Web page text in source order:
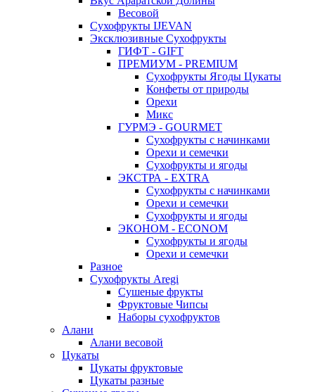
Весовой
Сухофрукты IJEVAN
Эксклюзивные Сухофрукты
ГИФТ - GIFT
ПРЕМИУМ - PREMIUM
Сухофрукты Ягоды Цукаты
Конфеты от природы
Орехи
Микс
ГУРМЭ - GOURMET
Сухофрукты с начинками
Орехи и семечки
Сухофрукты и ягоды
ЭКСТРА - EXTRA
Сухофрукты с начинками
Орехи и семечки
Сухофрукты и ягоды
ЭКОНОМ - ECONOM
Сухофрукты и ягоды
Орехи и семечки
Разное
Сухофрукты Aregi
Сушеные фрукты
Фруктовые Чипсы
Наборы сухофруктов
Алани
Алани весовой
Цукаты
Цукаты фруктовые
Цукаты разные